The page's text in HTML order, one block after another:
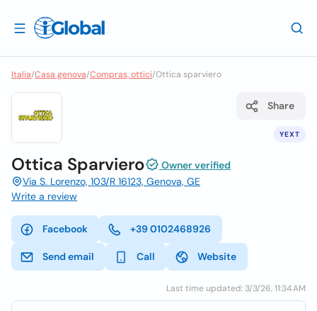
Italia/Casa genova/Compras, ottici/Ottica sparviero
YEXT
Share
Ottica Sparviero
Owner verified
Via S. Lorenzo, 103/R 16123, Genova, GE
Write a review
Facebook +39 0102468926
Send email Call Website
Last time updated: 3/3/26, 11:34 AM